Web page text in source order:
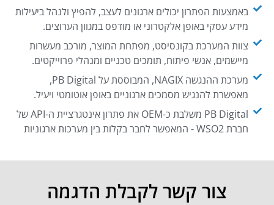
באמצעות הפתרון יכולים ארגונים לעצב, להפיץ ולנהל ביעילות
מידע עסקי באופן אלקטרוני או מודפס במגוון הערוצים.
צוות המערכת בקונסיסט, מפתחת המוצר, מורכב מעשרות
מיישמים, אנשי פיתוח, תומכים טכניים ומנהלי פרוייקטים.
מערכת ההנגשה NAGIX, המבוססת על PB Digital,
מאפשרת להנגיש מסמכים ארגוניים באופן אוטומטי ויעיל.
PB Digital משלבת כ-OEM את פתרון אינטגרציית ה-API של
חברת WSO2 - המאפשר לחבר בקלות בין מערכות ארגוניות
צור קשר לקבלת הדגמה